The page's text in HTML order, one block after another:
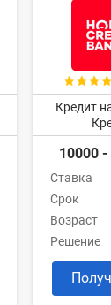
Кредит
10000 -
Ставка
Срок
Возраст
Решение